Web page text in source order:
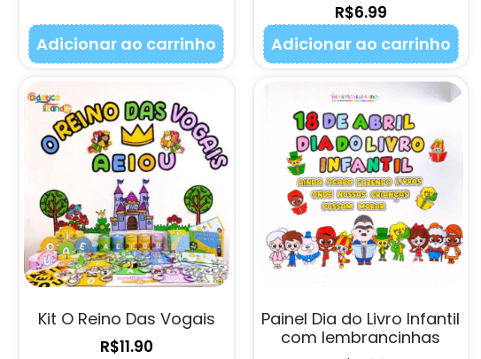
Adicionar ao carrinho
R$6.99
Adicionar ao carrinho
Kit O Reino Das Vogais
R$11.90
Painel Dia do Livro Infantil
com lembrancinhas